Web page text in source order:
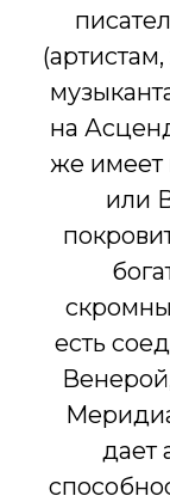
на
же
или
есть
дает